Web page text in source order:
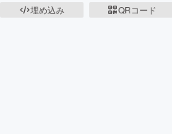
埋め込み
QRコード